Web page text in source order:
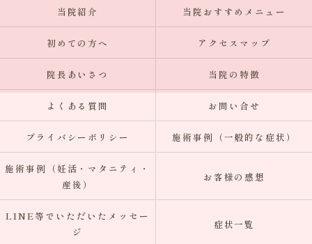
当院紹介 当院おすすめメニュー
初めての方へ アクセスマップ
院長あいさつ 当院の特徴
よくある質問 お問い合せ
プライバシーポリシー 施術事例（一般的な症状）
施術事例（妊活・マタニティ・
産後）
お客様の感想
LINE等でいただいたメッセー
ジ
症状一覧